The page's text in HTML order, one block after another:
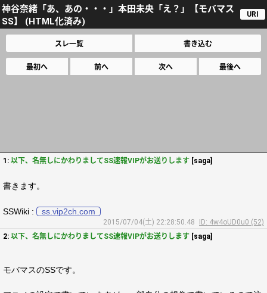
神谷奈緒「あ、あの・・・」本田未央「え？」【モバマス
SS】 (HTML化済み)
URI
スレ一覧 書き込む
最初へ 前へ 次へ 最後へ
1: 以下、名無しにかわりましてSS速報VIPがお送りします [saga]
書きます。
SSWiki : ss.vip2ch.com
2015/07/04(土) 22:28:50.48
ID: 4w4oUD0u0 (52)
2: 以下、名無しにかわりましてSS速報VIPがお送りします [saga]
モバマスのSSです。